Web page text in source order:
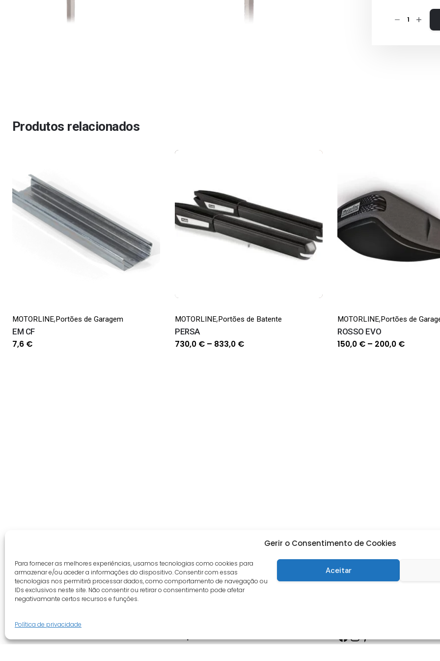
Gerir o Consentimento de Cookies
Para fornecer as melhores experiências, usamos tecnologias como cookies para
armazenar e/ou aceder a informações do dispositivo. Consentir com essas
tecnologias nos permitirá processar dados, como comportamento de navegação ou
IDs exclusivos neste site. Não consentir ou retirar o consentimento pode afetar
negativamante certos recursos e funções.
Aceitar
Política de privacidade
Quantidade
Produtos relacionados
MOTORLINE,Portões de Garagem
EM CF
7,6 €
MOTORLINE,Portões de Batente
PERSA
730,0 € – 833,0 €Price
MOTORLINE,Portões de
ROSSO EVO
150,0 € – 200,0 €Price
Facebook
Instagram
Pinterest